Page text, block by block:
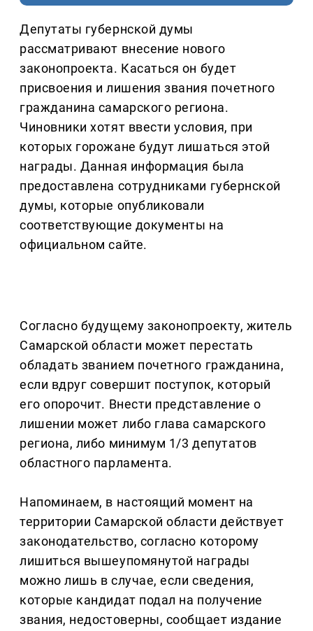
Депутаты губернской думы
рассматривают внесение нового
законопроекта. Касаться он будет
присвоения и лишения звания почетного
гражданина самарского региона.
Чиновники хотят ввести условия, при
которых горожане будут лишаться этой
награды. Данная информация была
предоставлена сотрудниками губернской
думы, которые опубликовали
соответствующие документы на
официальном сайте.
Согласно будущему законопроекту, житель
Самарской области может перестать
обладать званием почетного гражданина,
если вдруг совершит поступок, который
его опорочит. Внести представление о
лишении может либо глава самарского
региона, либо минимум 1/3 депутатов
областного парламента.
Напоминаем, в настоящий момент на
территории Самарской области действует
законодательство, согласно которому
лишиться вышеупомянутой награды
можно лишь в случае, если сведения,
которые кандидат подал на получение
звания, недостоверны, сообщает издание